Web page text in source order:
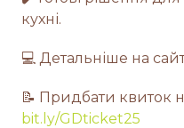
кухні.
💻️ Детальніше на
📝 Придбати квиток
bit.ly/GDticket25